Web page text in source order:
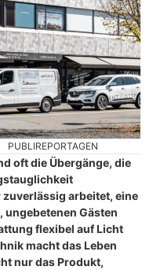
PUBLIREPORTAGEN
oft die Übergänge, die
arbeitet, eine
ungebetenen Gästen
flexibel auf Licht
macht das Leben
nur das Produkt,